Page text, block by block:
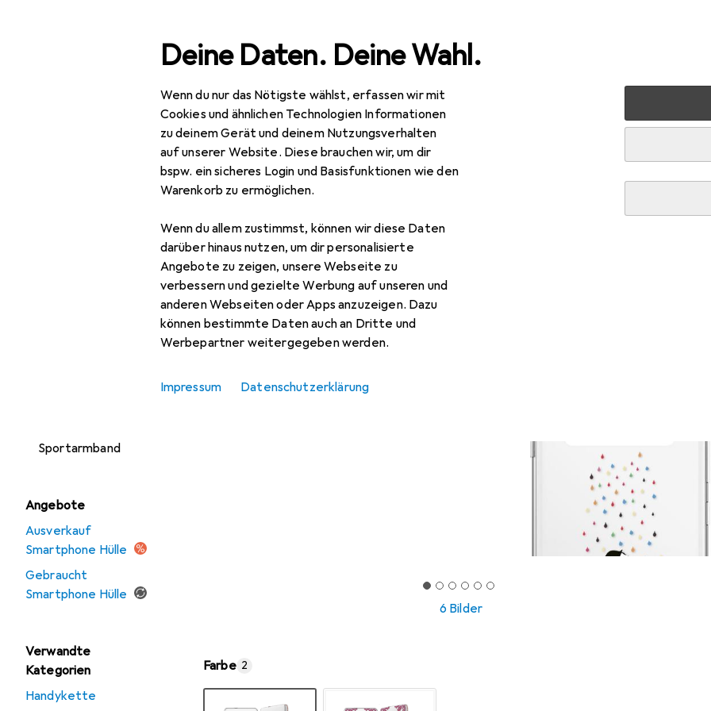
Deine Daten. Deine Wahl.
Wenn du nur das Nötigste wählst, erfassen wir mit
Cookies und ähnlichen Technologien Informationen
zu deinem Gerät und deinem Nutzungsverhalten
auf unserer Website. Diese brauchen wir, um dir
bspw. ein sicheres Login und Basisfunktionen wie den
Warenkorb zu ermöglichen.
Wenn du allem zustimmst, können wir diese Daten
darüber hinaus nutzen, um dir personalisierte
Angebote zu zeigen, unsere Webseite zu
verbessern und gezielte Werbung auf unseren und
anderen Webseiten oder Apps anzuzeigen. Dazu
können bestimmte Daten auch an Dritte und
Werbepartner weitergegeben werden.
Impressum Datenschutzerklärung
Navigation nach Kategorien
Sportarmband
Angebote
Ausverkauf
Smartphone Hülle
Gebraucht
Smartphone Hülle
Verwandte
Kategorien
Handykette
Gesamtsortiment IT + Multimedia Smartphones + Tablets
6 Bilder
Farbe 2